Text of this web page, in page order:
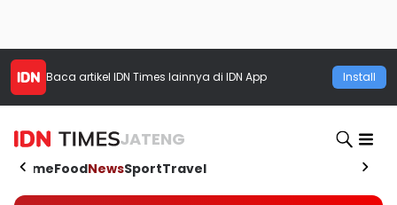
Baca artikel IDN Times lainnya di IDN App Install
JATENG
HomeFoodNewsSportTravel